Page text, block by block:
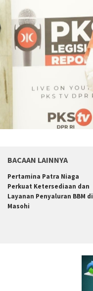
BACAAN LAINNYA
Pertamina Patra Niaga
Perkuat Ketersediaan dan
Layanan Penyaluran BBM di
Masohi